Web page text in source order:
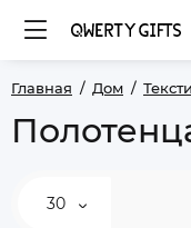
Главная Дом
30